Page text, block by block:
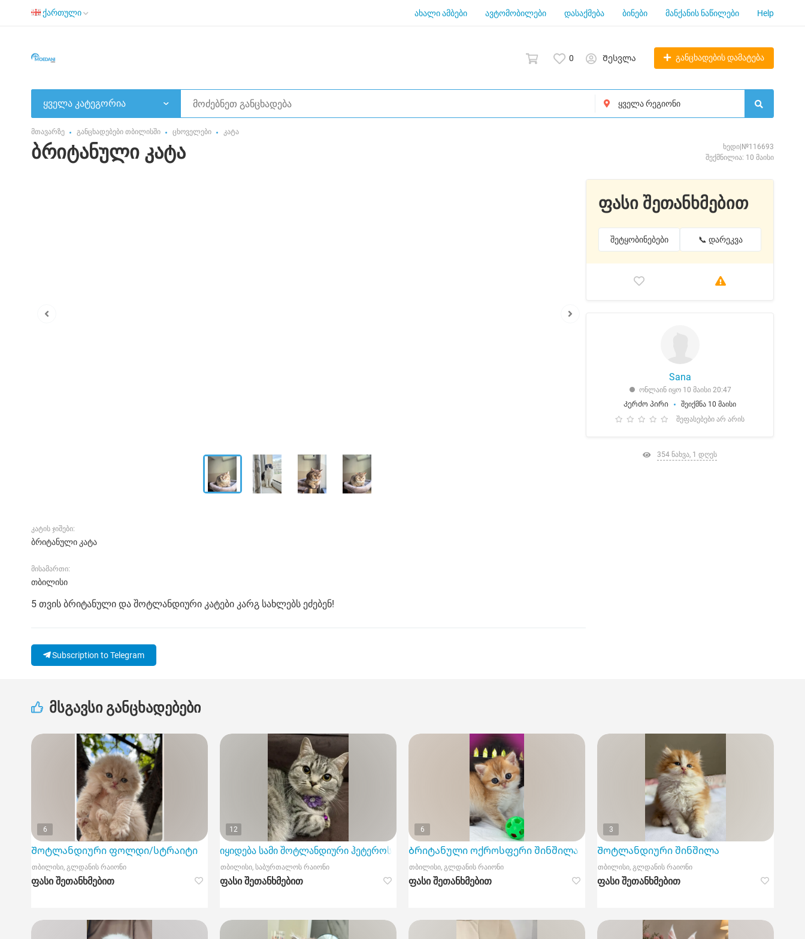
ქართული ახალი ამბები ავტომობილები დასაქმება ბინები მანქანის ნაწილები Help
0 Შესვლა განცხადების დამატება
ყველა კატეგორია
მთავარზე განცხადებები თბილისში ცხოველები კატა
ბრიტანული კატა
ხედი|№116693
შექმნილია: 10 მაისი
კატის ჯიშები:
ბრიტანული კატა
მისამართი:
თბილისი
5 თვის ბრიტანული და შოტლანდიური კატები კარგ სახლებს ეძებენ!
Subscription to Telegram
ფასი შეთანხმებით
შეტყობინებები 📞 დარეკვა
Sana
ონლაინ იყო 10 მაისი 20:47
Კერძო პირი
შეიქმნა 10 მაისი
შეფასებები არ არის
354 ნახვა, 1 დღეს
მსგავსი განცხადებები
6
Შოტლანდიური ფოლდი/სტრაიტი
თბილისი, გლდანის რაიონი
ფასი შეთანხმებით
12
იყიდება სამი შოტლანდიური ჰეტეროსექსუალი კნუტი თბილისში.
თბილისი, საბურთალოს რაიონი
ფასი შეთანხმებით
6
Ბრიტანული ოქროსფერი შინშილა
თბილისი, გლდანის რაიონი
ფასი შეთანხმებით
3
Შოტლანდიური შინშილა
თბილისი, გლდანის რაიონი
ფასი შეთანხმებით